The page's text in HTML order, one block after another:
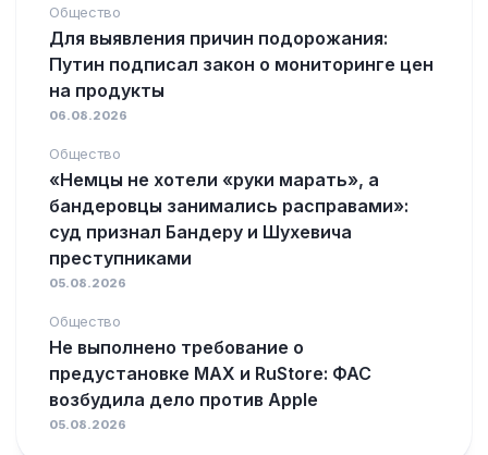
Общество
Для выявления причин подорожания:
Путин подписал закон о мониторинге цен
на продукты
06.08.2026
Общество
«Немцы не хотели «руки марать», а
бандеровцы занимались расправами»:
суд признал Бандеру и Шухевича
преступниками
05.08.2026
Общество
Не выполнено требование о
предустановке MAX и RuStore: ФАС
возбудила дело против Apple
05.08.2026